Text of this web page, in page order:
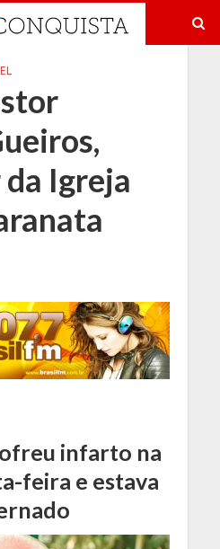
Igreja
infarto na
feira e estava